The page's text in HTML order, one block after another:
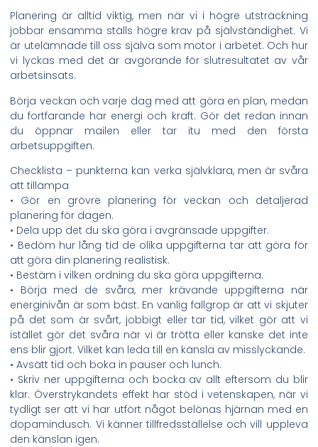
Planering är alltid viktig, men när vi i högre utsträckning
jobbar ensamma ställs högre krav på självständighet. Vi
är utelämnade till oss själva som motor i arbetet. Och hur
vi lyckas med det är avgörande för slutresultatet av vår
arbetsinsats.
Börja veckan och varje dag med att göra en plan, medan
du fortfarande har energi och kraft. Gör det redan innan
du öppnar mailen eller tar itu med den första
arbetsuppgiften.
Checklista – punkterna kan verka självklara, men är svåra
att tillämpa
• Gör en grövre planering för veckan och detaljerad
planering för dagen.
• Dela upp det du ska göra i avgränsade uppgifter.
• Bedöm hur lång tid de olika uppgifterna tar att göra för
att göra din planering realistisk.
• Bestäm i vilken ordning du ska göra uppgifterna.
• Börja med de svåra, mer krävande uppgifterna när
energinivån är som bäst. En vanlig fallgrop är att vi skjuter
på det som är svårt, jobbigt eller tar tid, vilket gör att vi
istället gör det svåra när vi är trötta eller kanske det inte
ens blir gjort. Vilket kan leda till en känsla av misslyckande.
• Avsätt tid och boka in pauser och lunch.
• Skriv ner uppgifterna och bocka av allt eftersom du blir
klar. Överstrykandets effekt har stöd i vetenskapen, när vi
tydligt ser att vi har utfört något belönas hjärnan med en
dopamindusch. Vi känner tillfredsställelse och vill uppleva
den känslan igen.